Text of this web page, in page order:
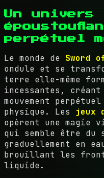
Un univers
perpétuel
Le monde de Sword
ondule et se
terre elle-même
incessantes, créant
mouvement
physique. Les jeux
opèrent une magie
qui semble être du
graduellement en
brouillant les
liquide.